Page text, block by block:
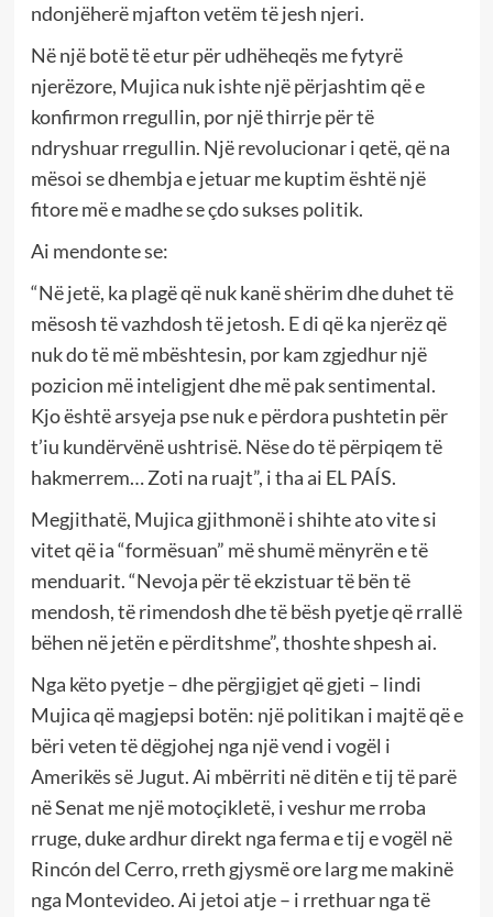
ndonjëherë mjafton vetëm të jesh njeri.
Në një botë të etur për udhëheqës me fytyrë
njerëzore, Mujica nuk ishte një përjashtim që e
konfirmon rregullin, por një thirrje për të
ndryshuar rregullin. Një revolucionar i qetë, që na
mësoi se dhembja e jetuar me kuptim është një
fitore më e madhe se çdo sukses politik.
Ai mendonte se:
“Në jetë, ka plagë që nuk kanë shërim dhe duhet të
mësosh të vazhdosh të jetosh. E di që ka njerëz që
nuk do të më mbështesin, por kam zgjedhur një
pozicion më inteligjent dhe më pak sentimental.
Kjo është arsyeja pse nuk e përdora pushtetin për
t’iu kundërvënë ushtrisë. Nëse do të përpiqem të
hakmerrem… Zoti na ruajt”, i tha ai EL PAÍS.
Megjithatë, Mujica gjithmonë i shihte ato vite si
vitet që ia “formësuan” më shumë mënyrën e të
menduarit. “Nevoja për të ekzistuar të bën të
mendosh, të rimendosh dhe të bësh pyetje që rrallë
bëhen në jetën e përditshme”, thoshte shpesh ai.
Nga këto pyetje – dhe përgjigjet që gjeti – lindi
Mujica që magjepsi botën: një politikan i majtë që e
bëri veten të dëgjohej nga një vend i vogël i
Amerikës së Jugut. Ai mbërriti në ditën e tij të parë
në Senat me një motoçikletë, i veshur me rroba
rruge, duke ardhur direkt nga ferma e tij e vogël në
Rincón del Cerro, rreth gjysmë ore larg me makinë
nga Montevideo. Ai jetoi atje – i rrethuar nga të